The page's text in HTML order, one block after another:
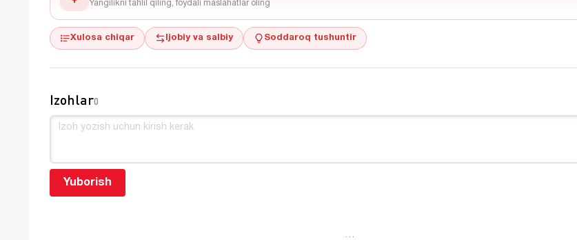
Yangilikni tahlil qiling, foydali maslahatlar oling
Xulosa chiqar Ijobiy va salbiy Soddaroq tushuntir
Izohlar0
Yuborish